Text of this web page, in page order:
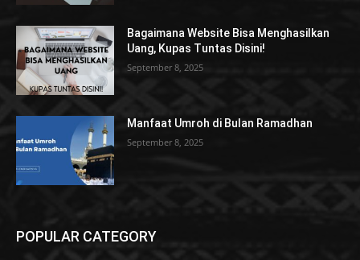
Bagaimana Website Bisa Menghasilkan
Uang, Kupas Tuntas Disini!
September 8, 2025
Manfaat Umroh di Bulan Ramadhan
September 8, 2025
POPULAR CATEGORY